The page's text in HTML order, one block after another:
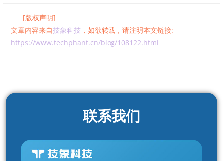
[版权声明]
文章内容来自技象科技 ，如欲转载，请注明本文链接:
https://www.techphant.cn/blog/108122.html
联系我们